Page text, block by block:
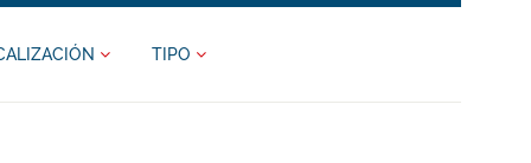
TIPO